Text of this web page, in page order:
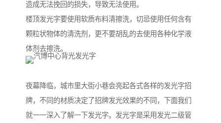
造成无法挽回的损失，导致无法使用。
楼顶发光字要使用软质布料清擦洗，切忌使用任何含有
颗粒状物体的清洗剂，更不要胡乱的去使用各种化学液
体剂去擦洗。
夜幕降临，城市里大街小巷会亮起各式各样的发光字招
牌，不同的材质决定了招牌发光效果的不同，下面我们
就一一深入了解一下发光字。发光字是采用发光二级管